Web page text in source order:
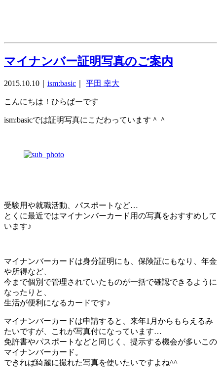
マイナンバー証明写真のご案内
2015.10.10 ism:basic 平田 幸大
こんにちは！ひらぱーです
ism:basicでは証明写真にこだわっています＾＾
受験用や就職活動、パスポートなど…
とくに最近ではマイナンバーカード用の写真をおすすめして
います♪
マイナンバーカードは身分証明にも、保険証にもなり、年金
や所得など、
今まで個別で管理されていたものが一括で確認できるように
なったりと、
生活が便利になるカードです♪
マイナンバーカードは申請すると、来年1月からもらえるみ
たいですが、これが写真付になっています…
免許書やパスポートなどと同じく、提示する機会が多いこの
マイナンバーカード。
できれば綺麗に撮れた写真を使いたいですよね^^